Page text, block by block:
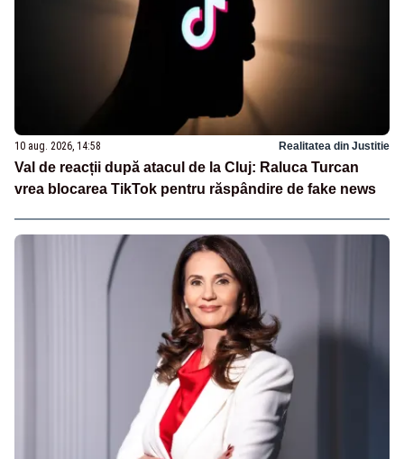
10 aug. 2026, 14:58 Realitatea din Justitie
Val de reacții după atacul de la Cluj: Raluca Turcan
vrea blocarea TikTok pentru răspândire de fake news